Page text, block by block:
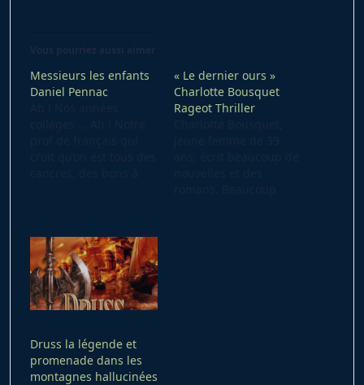
Vous pourriez aussi aimer
Messieurs les enfants
Daniel Pennac
toutes les classes :
cancres, chahuteurs
(souvent les mêmes
d’ailleurs) d'un côté, et
les bons, les…
« Le dernier ours »
Charlotte Bousquet
Rageot Thriller
Druss la légende et
promenade dans les
montagnes hallucinées